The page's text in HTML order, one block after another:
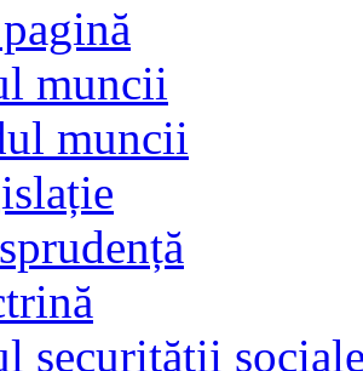
muncii
muncii
securității